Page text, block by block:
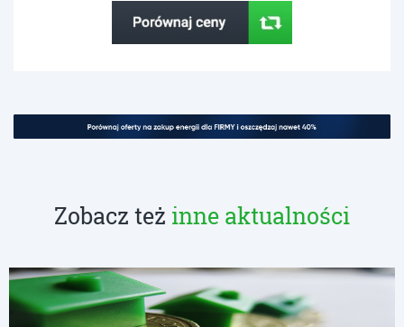
Zobacz też inne aktualności